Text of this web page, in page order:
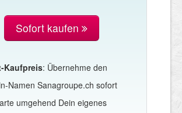
Sofort kaufen
Kaufpreis: Übernehme den
Namen Sanagroupe.ch sofort
umgehend Dein eigenes